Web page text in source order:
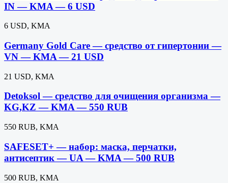
IN — KMA — 6 USD
6 USD, KMA
Germany Gold Care — средство от гипертонии —
VN — KMA — 21 USD
21 USD, KMA
Detoksol — средство для очищения организма —
KG,KZ — KMA — 550 RUB
550 RUB, KMA
SAFESET+ — набор: маска, перчатки,
антисептик — UA — KMA — 500 RUB
500 RUB, KMA